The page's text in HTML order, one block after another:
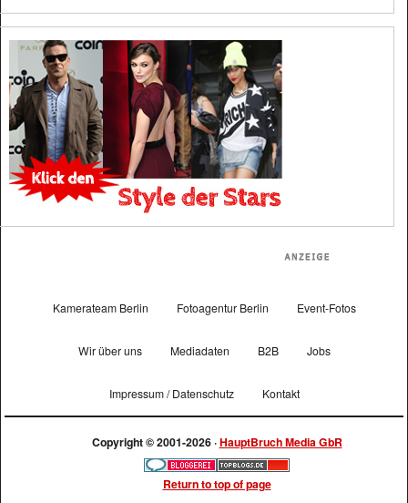
Kamerateam Berlin Fotoagentur Berlin Event-Fotos
Wir über uns Mediadaten B2B Jobs
Impressum / Datenschutz Kontakt
Copyright © 2001-2026 ·HauptBruch Media GbR
Return to top of page